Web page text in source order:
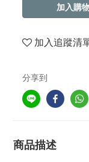
加入購
加入追蹤清
分享到
商品描述